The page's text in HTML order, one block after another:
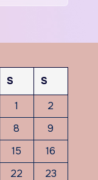
S
S
1
2
8
9
15
16
22
23